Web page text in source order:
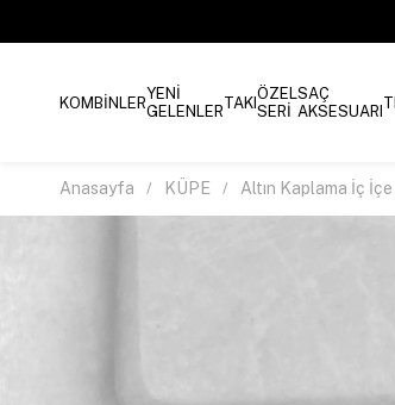
KOMBİNLERYENİ
GELENLERTAKIÖZEL
SERİ
SAÇ
AKSESUARI
Anasayfa KÜPE Altın Kaplama İç